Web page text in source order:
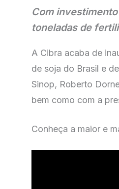
Com
toneladas de
A Cibra acaba de
de soja do Brasil e
Sinop, Roberto
bem como com a
Conheça a maior e